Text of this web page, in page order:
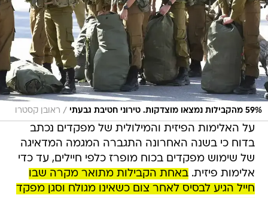
59% מהקבילות נמצאו מוצדקות. טירוני חטיבת גבעתי / ראובן קסטרו
על האלימות הפיזית והמילולית של מפקדים נכתב
בדוח כי בשנה האחרונה התגברה המגמה המדאיגה
של שימוש מפקדים בכוח מופרז כלפי חיילים, עד כדי
אלימות פיזית.באחת הקבילות מתואר מקרה שבו
חייל הגיע לבסיס לאחר צום כשאינו מגולח וסגן מפקד